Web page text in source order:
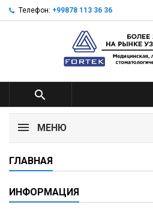
Телефон: +99878 113 36 36

МЕНЮ
ГЛАВНАЯ
ИНФОРМАЦИЯ